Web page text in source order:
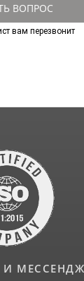
ВОПРОС
вам перезвонит